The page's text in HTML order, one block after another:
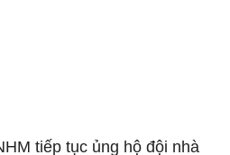
tiếp tục ủng hộ đội nhà